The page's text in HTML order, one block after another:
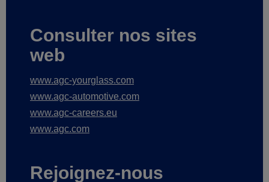
Consulter nos sites
web
www.agc-yourglass.com
www.agc-automotive.com
www.agc-careers.eu
www.agc.com
Rejoignez-nous